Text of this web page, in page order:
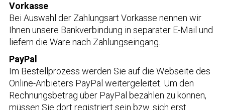
Vorkasse
Bei Auswahl der Zahlungsart Vorkasse nennen wir
Ihnen unsere Bankverbindung in separater E-Mail und
liefern die Ware nach Zahlungseingang.
PayPal
Im Bestellprozess werden Sie auf die Webseite des
Online-Anbieters PayPal weitergeleitet. Um den
Rechnungsbetrag über PayPal bezahlen zu können,
müssen Sie dort registriert sein bzw. sich erst